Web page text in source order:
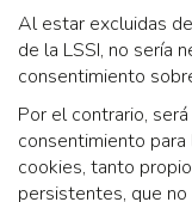
Al estar excluidas
de la LSSI, no sería
consentimiento
Por el contrario,
consentimiento
cookies, tanto
persistentes, que